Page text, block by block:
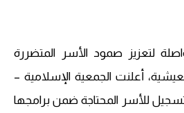
لتعزيز صمود الأسر المتضررة
أعلنت الجمعية الإسلامية –
للأسر المحتاجة ضمن برامجها